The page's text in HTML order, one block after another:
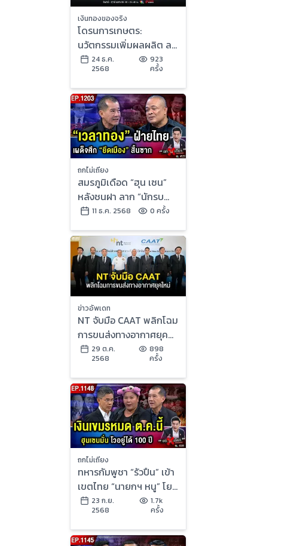
เงินทองของจริง
โดรนการเกษตร:
นวัตกรรมเพิ่มผลผลิต ลด
ต้นทุน พร้อมข้อควรระวังที่
ต้องรู้ | เงินทองของจริง
24 ธ.ค.
2568
923
ครั้ง
ถกไม่เถียง
สมรภูมิเดือด “ฮุน เซน”
หลังชนฝา ลาก “นักรบ
รับจ้าง” ลุยไทย !?
11 ธ.ค. 2568 0 ครั้ง
ข่าวอัพเดท
NT จับมือ CAAT พลิกโฉม
การขนส่งทางอากาศยุค
ใหม่ ด้วยอากาศยานซึ่ง
ไม่มีนักบิน
29 ต.ค.
2568
898
ครั้ง
ถกไม่เถียง
ทหารกัมพูชา “รัวปืน” เข้า
เขตไทย “นายกฯ หนู” โยน
ทหารนำ ส่อ “อันตราย”
สุดขีด ?
23 ก.ย.
2568
1.7k
ครั้ง